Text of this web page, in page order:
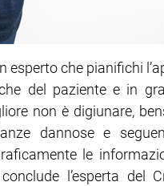
che pianifichi
del paziente e in
non è digiunare,
dannose e
le
l’esperta del